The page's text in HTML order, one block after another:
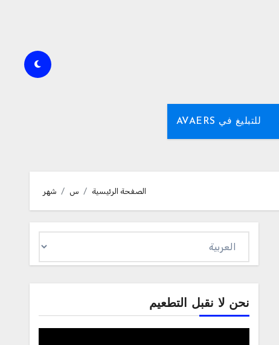
للتبليغ في AVAERS
الصفحة الرئيسية س شهر
نحن لا نقبل التطعيم